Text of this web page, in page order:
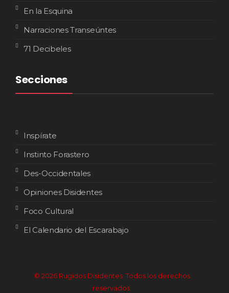
En la Esquina
Narraciones Transeúntes
71 Decibeles
Secciones
Inspírate
Instinto Forastero
Des-Occidentales
Opiniones Disidentes
Foco Cultural
El Calendario del Escarabajo
© 2026 Rugidos Disidentes. Todos los derechos
reservados.